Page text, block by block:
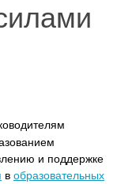
и поддержке
в образовательных